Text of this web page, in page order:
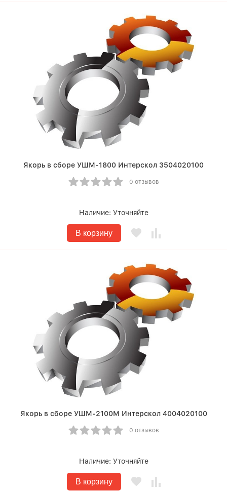
Якорь в сборе УШМ-1800 Интерскол 3504020100
0 отзывов
Наличие: Уточняйте
В корзину
Якорь в сборе УШМ-2100М Интерскол 4004020100
0 отзывов
Наличие: Уточняйте
В корзину